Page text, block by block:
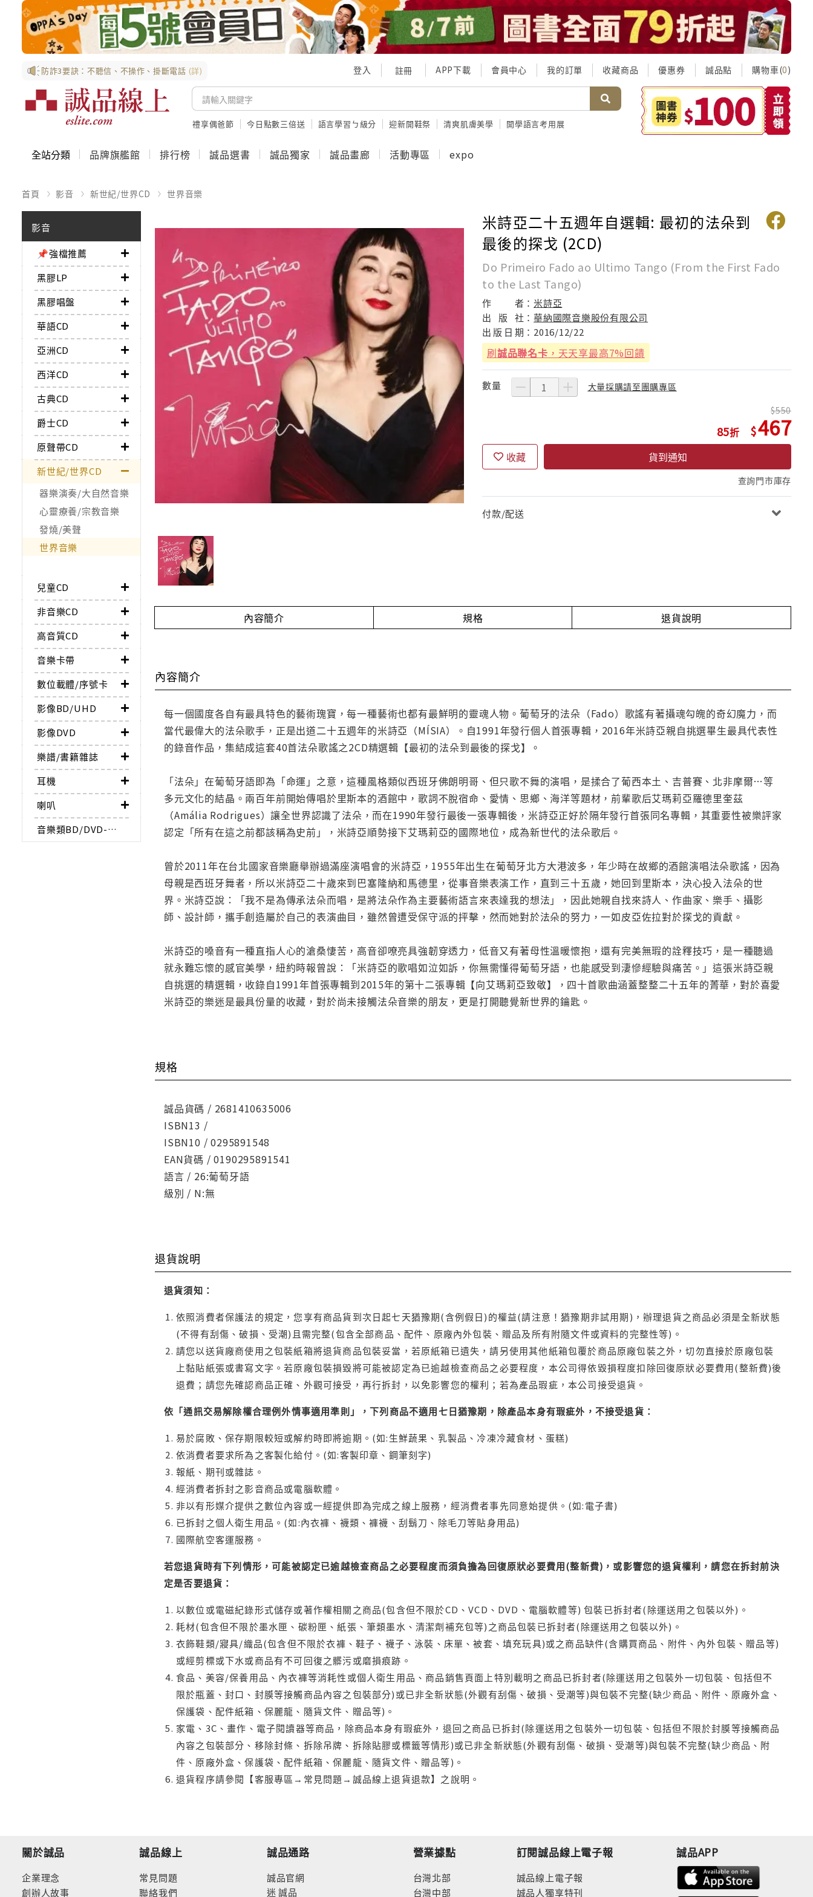
防詐3要訣：不聽信、不操作、掛斷電話 (詳) 登入 註冊 APP下載 會員中心 我的訂單 收藏商品 優惠券 誠品點 購物車(0)
禮享偶爸節 今日點數三倍送 語言學習ㄅ級分 迎新開鞋祭 清爽肌膚美學 開學語言考用展
全站分類 品牌旗艦館 排行榜 誠品選書 誠品獨家 誠品畫廊 活動專區 expo
首頁 影音 新世紀/世界CD 世界音樂
影音
📌強檔推薦
黑膠LP
黑膠唱盤
華語CD
亞洲CD
西洋CD
古典CD
爵士CD
原聲帶CD
新世紀/世界CD
器樂演奏/大自然音樂
心靈療養/宗教音樂
發燒/美聲
世界音樂
兒童CD
非音樂CD
高音質CD
音樂卡帶
數位載體/序號卡
影像BD/UHD
影像DVD
樂譜/書籍雜誌
耳機
喇叭
音樂類BD/DVD-AUDIO
米詩亞二十五週年自選輯: 最初的法朵到
最後的探戈 (2CD)
Do Primeiro Fado ao Ultimo Tango (From the First Fado
to the Last Tango)
作 者：米詩亞
出
版 社：華納國際音樂股份有限公司
出 版 日 期： 2016/12/22
刷誠品聯名卡 ，天天享最高7%回饋
數量 大量採購請至團購專區
85
550
467
收藏 貨到通知
查詢門市庫存
付款/配送
內容簡介 規格 退貨說明
內容簡介
每一個國度各自有最具特色的藝術瑰寶，每一種藝術也都有最鮮明的靈魂人物。葡萄牙的法朵（Fado）歌謠有著攝魂勾魄的奇幻魔力，而
當代最偉大的法朵歌手，正是出道二十五週年的米詩亞（MÍSIA）。自1991年發行個人首張專輯，2016年米詩亞親自挑選畢生最具代表性
的錄音作品，集結成這套40首法朵歌謠之2CD精選輯【最初的法朵到最後的探戈】。
「法朵」在葡萄牙語即為「命運」之意，這種風格類似西班牙佛朗明哥、但只歌不舞的演唱，是揉合了葡西本土、吉普賽、北非摩爾…等
多元文化的結晶。兩百年前開始傳唱於里斯本的酒館中，歌詞不脫宿命、愛情、思鄉、海洋等題材，前輩歌后艾瑪莉亞羅德里奎茲
（Amália Rodrigues）讓全世界認識了法朵，而在1990年發行最後一張專輯後，米詩亞正好於隔年發行首張同名專輯，其重要性被樂評家
認定「所有在這之前都該稱為史前」，米詩亞順勢接下艾瑪莉亞的國際地位，成為新世代的法朵歌后。
曾於2011年在台北國家音樂廳舉辦過滿座演唱會的米詩亞，1955年出生在葡萄牙北方大港波多，年少時在故鄉的酒館演唱法朵歌謠，因為
母親是西班牙舞者，所以米詩亞二十歲來到巴塞隆納和馬德里，從事音樂表演工作，直到三十五歲，她回到里斯本，決心投入法朵的世
界。米詩亞說：「我不是為傳承法朵而唱，是將法朵作為主要藝術語言來表達我的想法」，因此她親自找來詩人、作曲家、樂手、攝影
師、設計師，攜手創造屬於自己的表演曲目，雖然曾遭受保守派的抨擊，然而她對於法朵的努力，一如皮亞佐拉對於探戈的貢獻。
米詩亞的嗓音有一種直指人心的滄桑悽苦，高音卻嘹亮具強韌穿透力，低音又有著母性溫暖懷抱，還有完美無瑕的詮釋技巧，是一種聽過
就永難忘懷的感官美學，紐約時報曾說：「米詩亞的歌唱如泣如訴，你無需懂得葡萄牙語，也能感受到淒慘經驗與痛苦。」這張米詩亞親
自挑選的精選輯，收錄自1991年首張專輯到2015年的第十二張專輯【向艾瑪莉亞致敬】，四十首歌曲涵蓋整整二十五年的菁華，對於喜愛
米詩亞的樂迷是最具份量的收藏，對於尚未接觸法朵音樂的朋友，更是打開聽覺新世界的鑰匙。
規格
誠品貨碼 / 2681410635006
ISBN13 /
ISBN10 / 0295891548
EAN貨碼 / 0190295891541
語言 / 26:葡萄牙語
級別 / N:無
退貨說明
退貨須知：
依照消費者保護法的規定，您享有商品貨到次日起七天猶豫期(含例假日)的權益(請注意！猶豫期非試用期)，辦理退貨之商品必須是全新狀態
(不得有刮傷、破損、受潮)且需完整(包含全部商品、配件、原廠內外包裝、贈品及所有附隨文件或資料的完整性等)。
請您以送貨廠商使用之包裝紙箱將退貨商品包裝妥當，若原紙箱已遺失，請另使用其他紙箱包覆於商品原廠包裝之外，切勿直接於原廠包裝
上黏貼紙張或書寫文字。若原廠包裝損毀將可能被認定為已逾越檢查商品之必要程度，本公司得依毀損程度扣除回復原狀必要費用(整新費)後
退費；請您先確認商品正確、外觀可接受，再行拆封，以免影響您的權利；若為產品瑕疵，本公司接受退貨。
依「通訊交易解除權合理例外情事適用準則」，下列商品不適用七日猶豫期，除產品本身有瑕疵外，不接受退貨：
易於腐敗、保存期限較短或解約時即將逾期。(如:生鮮蔬果、乳製品、冷凍冷藏食材、蛋糕)
依消費者要求所為之客製化給付。(如:客製印章、鋼筆刻字)
報紙、期刊或雜誌。
經消費者拆封之影音商品或電腦軟體。
非以有形媒介提供之數位內容或一經提供即為完成之線上服務，經消費者事先同意始提供。(如:電子書)
已拆封之個人衛生用品。(如:內衣褲、襪類、褲襪、刮鬍刀、除毛刀等貼身用品)
國際航空客運服務。
若您退貨時有下列情形，可能被認定已逾越檢查商品之必要程度而須負擔為回復原狀必要費用(整新費)，或影響您的退貨權利，請您在拆封前決
定是否要退貨：
以數位或電磁紀錄形式儲存或著作權相關之商品(包含但不限於CD、VCD、DVD、電腦軟體等) 包裝已拆封者(除運送用之包裝以外)。
耗材(包含但不限於墨水匣、碳粉匣、紙張、筆類墨水、清潔劑補充包等)之商品包裝已拆封者(除運送用之包裝以外)。
衣飾鞋類/寢具/織品(包含但不限於衣褲、鞋子、襪子、泳裝、床單、被套、填充玩具)或之商品缺件(含購買商品、附件、內外包裝、贈品等)
或經剪標或下水或商品有不可回復之髒污或磨損痕跡。
食品、美容/保養用品、內衣褲等消耗性或個人衛生用品、商品銷售頁面上特別載明之商品已拆封者(除運送用之包裝外一切包裝、包括但不
限於瓶蓋、封口、封膜等接觸商品內容之包裝部分)或已非全新狀態(外觀有刮傷、破損、受潮等)與包裝不完整(缺少商品、附件、原廠外盒、
保護袋、配件紙箱、保麗龍、隨貨文件、贈品等)。
家電、3C、畫作、電子閱讀器等商品，除商品本身有瑕疵外，退回之商品已拆封(除運送用之包裝外一切包裝、包括但不限於封膜等接觸商品
內容之包裝部分、移除封條、拆除吊牌、拆除貼膠或標籤等情形)或已非全新狀態(外觀有刮傷、破損、受潮等)與包裝不完整(缺少商品、附
件、原廠外盒、保護袋、配件紙箱、保麗龍、隨貨文件、贈品等)。
退貨程序請參閱【客服專區→常見問題→誠品線上退貨退款】之說明。
關於誠品
企業理念
創辦人故事
誠品線上
常見問題
聯絡我們
誠品通路
誠品官網
迷 誠品
營業據點
台灣北部
台灣中部
訂閱誠品線上電子報
誠品線上電子報
誠品人獨享特刊
誠品APP